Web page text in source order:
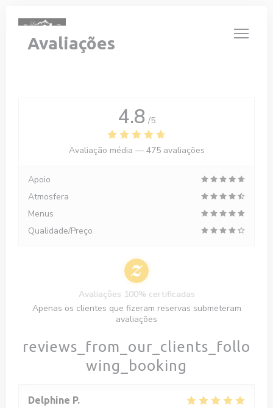
Avaliações
reviews_from_our_clients_follo
wing_booking
Delphine P
4.8 /5
Avaliação média — 475 avaliações
Apoio
Atmosfera
Menus
Qualidade/Preço
Avaliações 100% certificadas
Apenas os clientes que fizeram reservas submeteram
avaliações